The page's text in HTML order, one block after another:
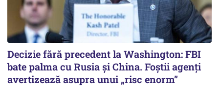
Decizie fără precedent la Washington: FBI
bate palma cu Rusia și China. Foștii agenți
avertizează asupra unui „risc enorm”